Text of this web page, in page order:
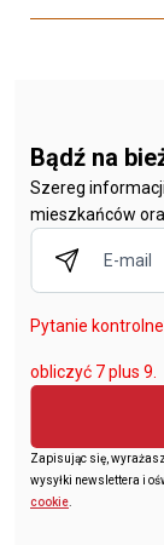
Bądź na
Szereg
mieszkańców
Pytanie kontrolne
obliczyć 7 plus 9.
Zapisując się,
wysyłki newslettera i
cookie